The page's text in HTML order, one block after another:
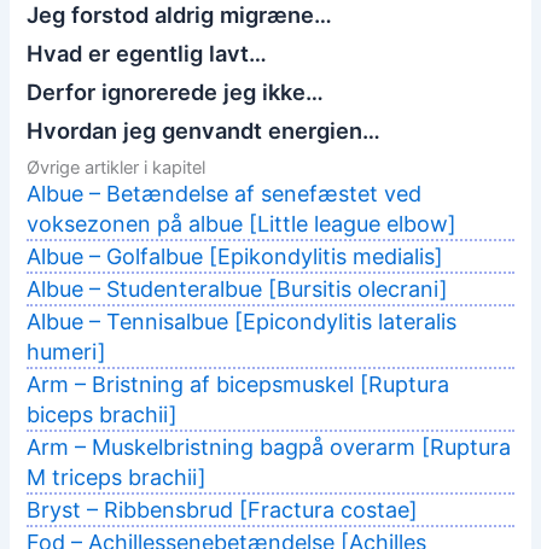
Jeg forstod aldrig migræne…
Hvad er egentlig lavt…
Derfor ignorerede jeg ikke…
Hvordan jeg genvandt energien…
Øvrige artikler i kapitel
Albue – Betændelse af senefæstet ved
voksezonen på albue [Little league elbow]
Albue – Golfalbue [Epikondylitis medialis]
Albue – Studenteralbue [Bursitis olecrani]
Albue – Tennisalbue [Epicondylitis lateralis
humeri]
Arm – Bristning af bicepsmuskel [Ruptura
biceps brachii]
Arm – Muskelbristning bagpå overarm [Ruptura
M triceps brachii]
Bryst – Ribbensbrud [Fractura costae]
Fod – Achillessenebetændelse [Achilles